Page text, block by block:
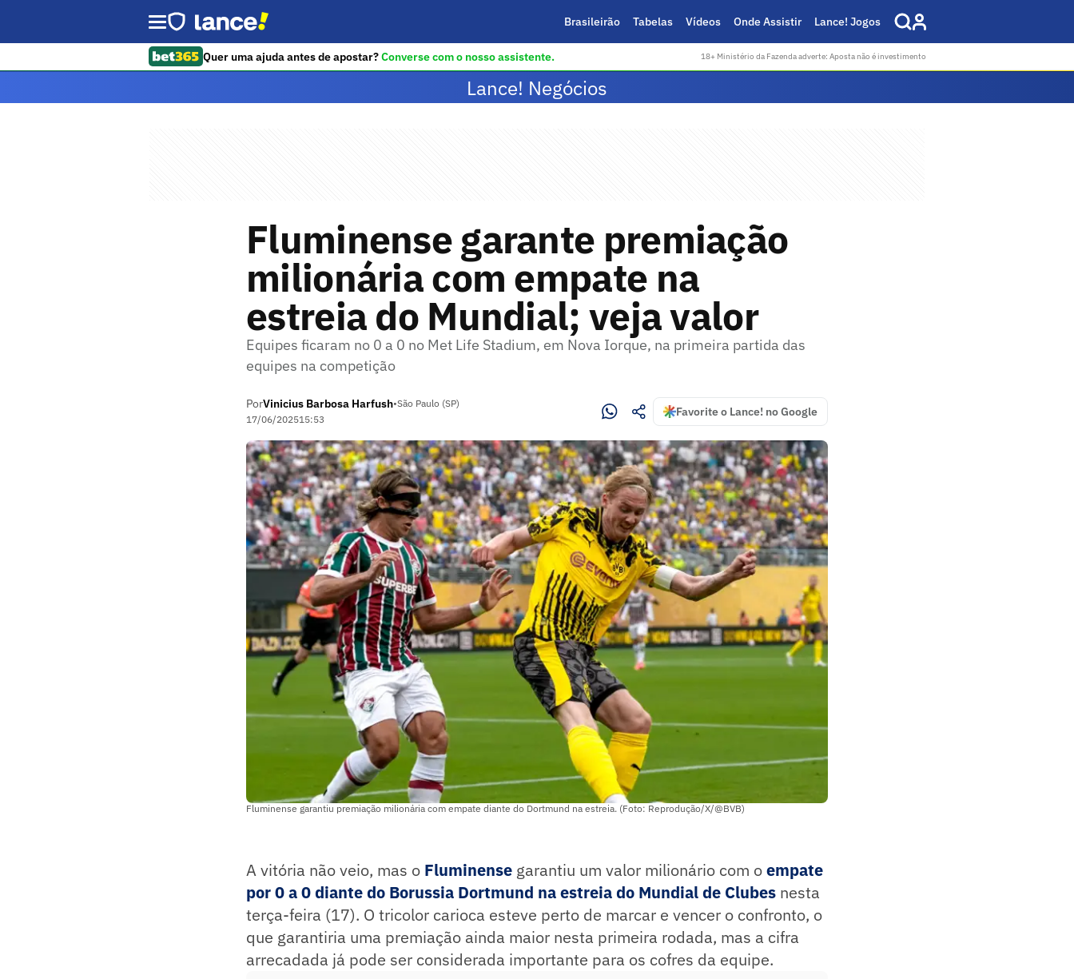
Brasileirão Tabelas Vídeos Onde Assistir Lance! Jogos
Quer uma ajuda antes de apostar?Converse com o nosso assistente. 18+ Ministério da Fazenda adverte: Aposta não é investimento
Lance! Negócios
Fluminense garante premiação
milionária com empate na
estreia do Mundial; veja valor
Equipes ficaram no 0 a 0 no Met Life Stadium, em Nova Iorque, na primeira partida das
equipes na competição
PorVinicius Barbosa Harfush•São Paulo (SP)
17/06/202515:53
Favorite o Lance! no Google
Fluminense garantiu premiação milionária com empate diante do Dortmund na estreia. (Foto: Reprodução/X/@BVB)
A vitória não veio, mas o Fluminense garantiu um valor milionário com oempate
por 0 a 0 diante do Borussia Dortmund na estreia do Mundial de Clubes nesta
terça-feira (17). O tricolor carioca esteve perto de marcar e vencer o confronto, o
que garantiria uma premiação ainda maior nesta primeira rodada, mas a cifra
arrecadada já pode ser considerada importante para os cofres da equipe.